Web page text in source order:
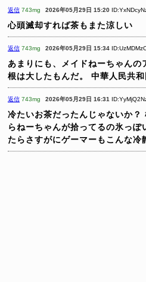
返信 743mg 2026年05月29日 15:20
心頭滅却すれば茶もまた涼しい
返信 743mg 2026年05月29日 15:34
あまりにも、メイドねーちゃんの
根は大したもんだ。
中華人民共和
返信 743mg 2026年05月29日 16:31
冷たいお茶だったんじゃないか？
らねーちゃんが拾ってるの氷っぽ
たらさすがにゲーマーもこんな冷